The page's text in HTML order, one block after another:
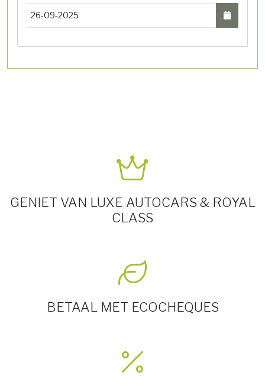
GENIET VAN LUXE AUTOCARS & ROYAL
CLASS
BETAAL MET ECOCHEQUES